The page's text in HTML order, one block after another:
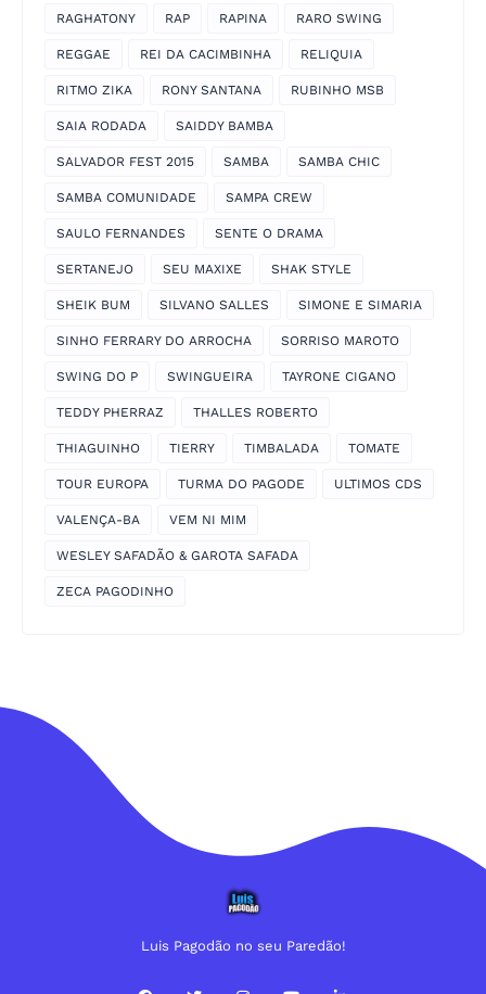
RAGHATONY RAP RAPINA RARO SWING
REGGAE REI DA CACIMBINHA RELIQUIA
RITMO ZIKA RONY SANTANA RUBINHO MSB
SAIA RODADA SAIDDY BAMBA
SALVADOR FEST 2015 SAMBA SAMBA CHIC
SAMBA COMUNIDADE SAMPA CREW
SAULO FERNANDES SENTE O DRAMA
SERTANEJO SEU MAXIXE SHAK STYLE
SHEIK BUM SILVANO SALLES SIMONE E SIMARIA
SINHO FERRARY DO ARROCHA SORRISO MAROTO
SWING DO P SWINGUEIRA TAYRONE CIGANO
TEDDY PHERRAZ THALLES ROBERTO
THIAGUINHO TIERRY TIMBALADA TOMATE
TOUR EUROPA TURMA DO PAGODE ULTIMOS CDS
VALENÇA-BA VEM NI MIM
WESLEY SAFADÃO & GAROTA SAFADA
ZECA PAGODINHO
Luis Pagodão no seu Paredão!